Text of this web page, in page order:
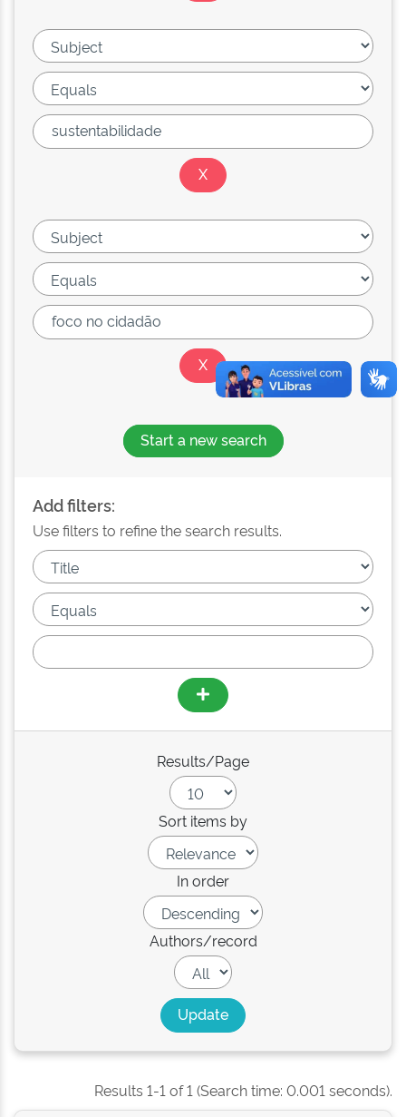
Start a new search
Add filters:
Use filters to refine the search results.
Results/Page
Sort items by
In order
Authors/record
Results 1-1 of 1 (Search time: 0.001 seconds).